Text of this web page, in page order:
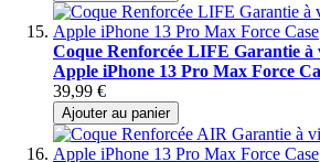
Coque Renforcée LIFE Garantie
Apple iPhone 13 Pro Max Force
39,99 €
Ajouter au panier